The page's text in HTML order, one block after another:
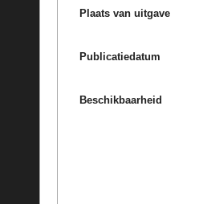
Plaats van uitgave
Publicatiedatum
Beschikbaarheid